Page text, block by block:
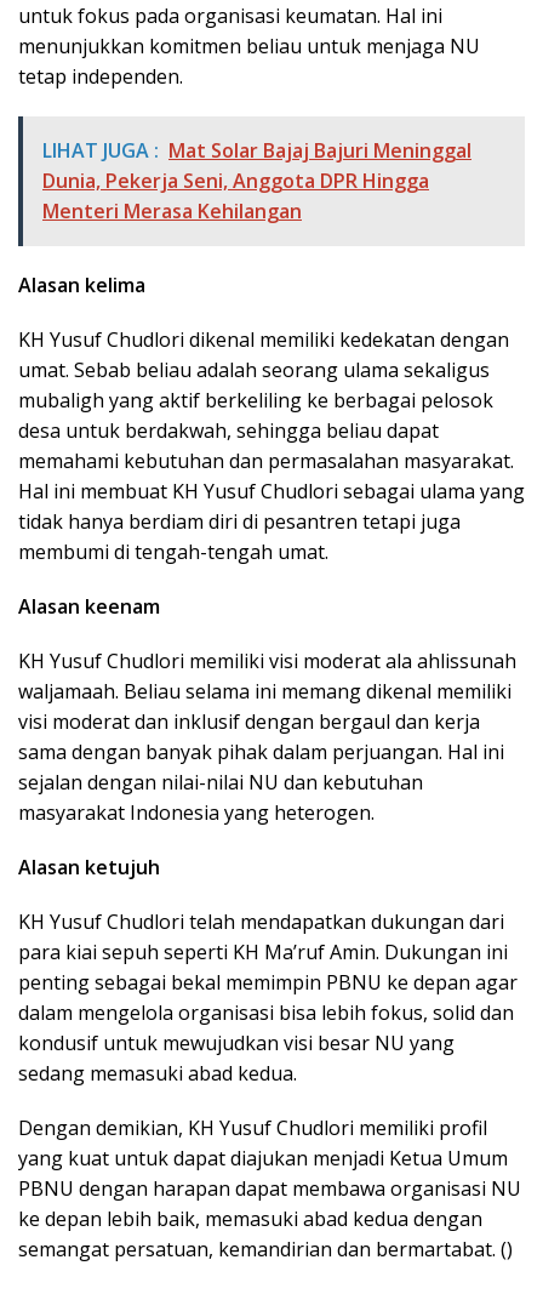
untuk fokus pada organisasi keumatan. Hal ini
menunjukkan komitmen beliau untuk menjaga NU
tetap independen.
LIHAT JUGA : Mat Solar Bajaj Bajuri Meninggal
Dunia, Pekerja Seni, Anggota DPR Hingga
Menteri Merasa Kehilangan
Alasan kelima
KH Yusuf Chudlori dikenal memiliki kedekatan dengan
umat. Sebab beliau adalah seorang ulama sekaligus
mubaligh yang aktif berkeliling ke berbagai pelosok
desa untuk berdakwah, sehingga beliau dapat
memahami kebutuhan dan permasalahan masyarakat.
Hal ini membuat KH Yusuf Chudlori sebagai ulama yang
tidak hanya berdiam diri di pesantren tetapi juga
membumi di tengah-tengah umat.
Alasan keenam
KH Yusuf Chudlori memiliki visi moderat ala ahlissunah
waljamaah. Beliau selama ini memang dikenal memiliki
visi moderat dan inklusif dengan bergaul dan kerja
sama dengan banyak pihak dalam perjuangan. Hal ini
sejalan dengan nilai-nilai NU dan kebutuhan
masyarakat Indonesia yang heterogen.
Alasan ketujuh
KH Yusuf Chudlori telah mendapatkan dukungan dari
para kiai sepuh seperti KH Ma’ruf Amin. Dukungan ini
penting sebagai bekal memimpin PBNU ke depan agar
dalam mengelola organisasi bisa lebih fokus, solid dan
kondusif untuk mewujudkan visi besar NU yang
sedang memasuki abad kedua.
Dengan demikian, KH Yusuf Chudlori memiliki profil
yang kuat untuk dapat diajukan menjadi Ketua Umum
PBNU dengan harapan dapat membawa organisasi NU
ke depan lebih baik, memasuki abad kedua dengan
semangat persatuan, kemandirian dan bermartabat. ()